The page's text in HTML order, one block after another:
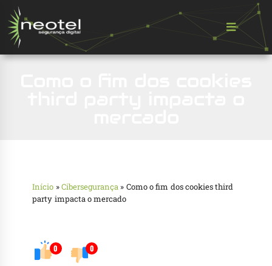
Início »Cibersegurança » Como o fim dos cookies third
party impacta o mercado
0 0